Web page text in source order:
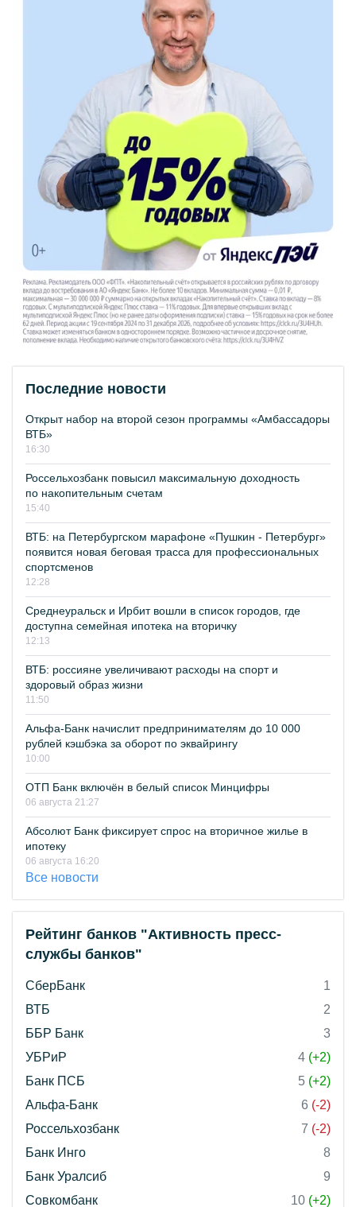
Последние новости
Открыт набор на второй сезон программы «Амбассадоры
ВТБ»
16:30
Россельхозбанк повысил максимальную доходность
по накопительным счетам
15:40
ВТБ: на Петербургском марафоне «Пушкин - Петербург»
появится новая беговая трасса для профессиональных
спортсменов
12:28
Среднеуральск и Ирбит вошли в список городов, где
доступна семейная ипотека на вторичку
12:13
ВТБ: россияне увеличивают расходы на спорт и
здоровый образ жизни
11:50
Альфа-Банк начислит предпринимателям до 10 000
рублей кэшбэка за оборот по эквайрингу
10:00
ОТП Банк включён в белый список Минцифры
06 августа 21:27
Абсолют Банк фиксирует спрос на вторичное жилье в
ипотеку
06 августа 16:20
Все новости
Рейтинг банков "Активность пресс-
службы банков"
СберБанк
1
ВТБ
2
ББР Банк
3
УБРиР
4 (+2)
Банк ПСБ
5 (+2)
Альфа-Банк
6 (-2)
Россельхозбанк
7 (-2)
Банк Инго
8
Банк Уралсиб
9
Совкомбанк
10 (+2)